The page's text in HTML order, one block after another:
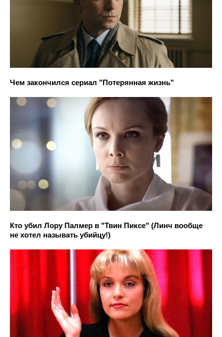
Чем закончился сериал "Потерянная жизнь"
Кто убил Лору Палмер в "Твин Пиксе" (Линч вообще
не хотел называть убийцу!)